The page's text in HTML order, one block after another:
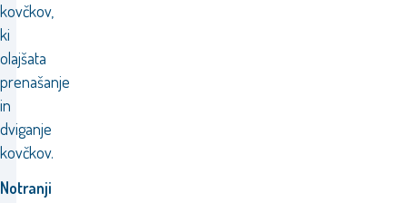
kovčkov,
ki
olajšata
prenašanje
in
dviganje
kovčkov.
Notranji